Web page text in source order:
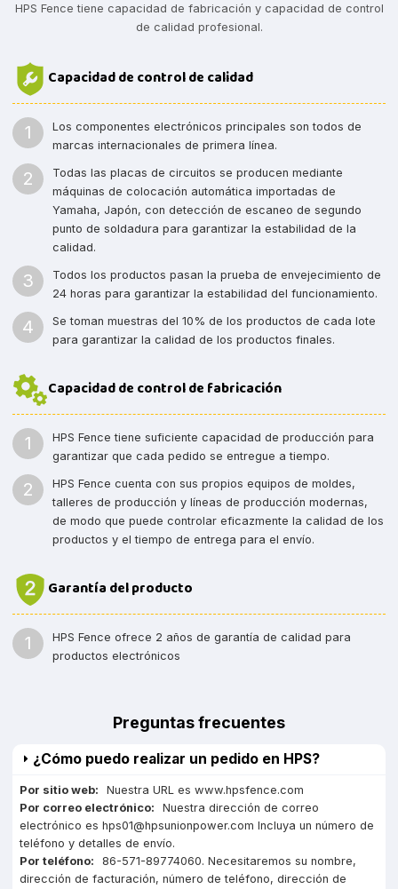
HPS Fence tiene capacidad de fabricación y capacidad de control
de calidad profesional.
Capacidad de control de calidad
1
Los componentes electrónicos principales son todos de
marcas internacionales de primera línea.
2
Todas las placas de circuitos se producen mediante
máquinas de colocación automática importadas de
Yamaha, Japón, con detección de escaneo de segundo
punto de soldadura para garantizar la estabilidad de la
calidad.
3
Todos los productos pasan la prueba de envejecimiento de
24 horas para garantizar la estabilidad del funcionamiento.
4
Se toman muestras del 10% de los productos de cada lote
para garantizar la calidad de los productos finales.
Capacidad de control de fabricación
1
HPS Fence tiene suficiente capacidad de producción para
garantizar que cada pedido se entregue a tiempo.
2
HPS Fence cuenta con sus propios equipos de moldes,
talleres de producción y líneas de producción modernas,
de modo que puede controlar eficazmente la calidad de los
productos y el tiempo de entrega para el envío.
Garantía del producto
1
HPS Fence ofrece 2 años de garantía de calidad para
productos electrónicos
Preguntas frecuentes
¿Cómo puedo realizar un pedido en HPS?
Por sitio web:
Nuestra URL es www.hpsfence.com
Por correo electrónico:
Nuestra dirección de correo
electrónico es hps01@hpsunionpower.com Incluya un número de
teléfono y detalles de envío.
Por teléfono:
86-571-89774060. Necesitaremos su nombre,
dirección de facturación, número de teléfono, dirección de